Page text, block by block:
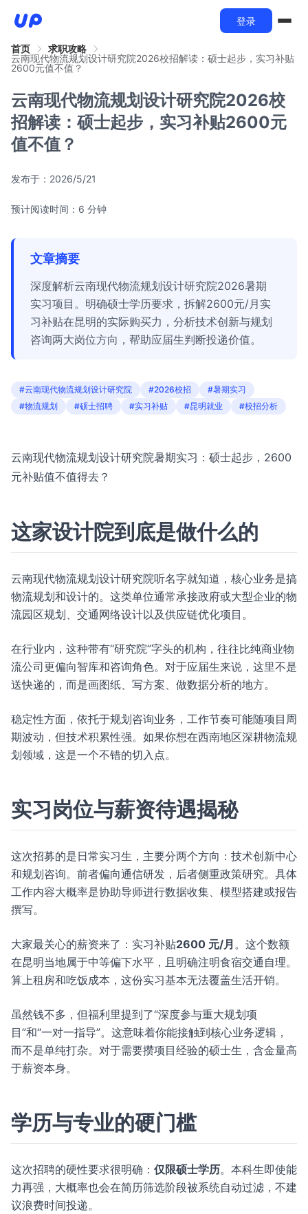
登录
首页
求职攻略
云南现代物流规划设计研究院2026校招解读：硕士起步，实习补贴
2600元值不值？
云南现代物流规划设计研究院2026校
招解读：硕士起步，实习补贴2600元
值不值？
发布于： 2026/5/21
预计阅读时间：6 分钟
文章摘要
深度解析云南现代物流规划设计研究院2026暑期
实习项目。明确硕士学历要求，拆解2600元/月实
习补贴在昆明的实际购买力，分析技术创新与规划
咨询两大岗位方向，帮助应届生判断投递价值。
#云南现代物流规划设计研究院 #2026校招
#暑期实习
#物流规划
#硕士招聘 #实习补贴 #昆明就业 #校招分析
云南现代物流规划设计研究院暑期实习：硕士起步，2600
元补贴值不值得去？
这家设计院到底是做什么的
云南现代物流规划设计研究院听名字就知道，核心业务是搞
物流规划和设计的。这类单位通常承接政府或大型企业的物
流园区规划、交通网络设计以及供应链优化项目。
在行业内，这种带有“研究院”字头的机构，往往比纯商业物
流公司更偏向智库和咨询角色。对于应届生来说，这里不是
送快递的，而是画图纸、写方案、做数据分析的地方。
稳定性方面，依托于规划咨询业务，工作节奏可能随项目周
期波动，但技术积累性强。如果你想在西南地区深耕物流规
划领域，这是一个不错的切入点。
实习岗位与薪资待遇揭秘
这次招募的是日常实习生，主要分两个方向：技术创新中心
和规划咨询。前者偏向通信研发，后者侧重政策研究。具体
工作内容大概率是协助导师进行数据收集、模型搭建或报告
撰写。
大家最关心的薪资来了：实习补贴2600 元/月 。这个数额
在昆明当地属于中等偏下水平，且明确注明食宿交通自理。
算上租房和吃饭成本，这份实习基本无法覆盖生活开销。
虽然钱不多，但福利里提到了“深度参与重大规划项
目”和“一对一指导”。这意味着你能接触到核心业务逻辑，
而不是单纯打杂。对于需要攒项目经验的硕士生，含金量高
于薪资本身。
学历与专业的硬门槛
这次招聘的硬性要求很明确： 仅限硕士学历。本科生即使能
力再强，大概率也会在简历筛选阶段被系统自动过滤，不建
议浪费时间投递。